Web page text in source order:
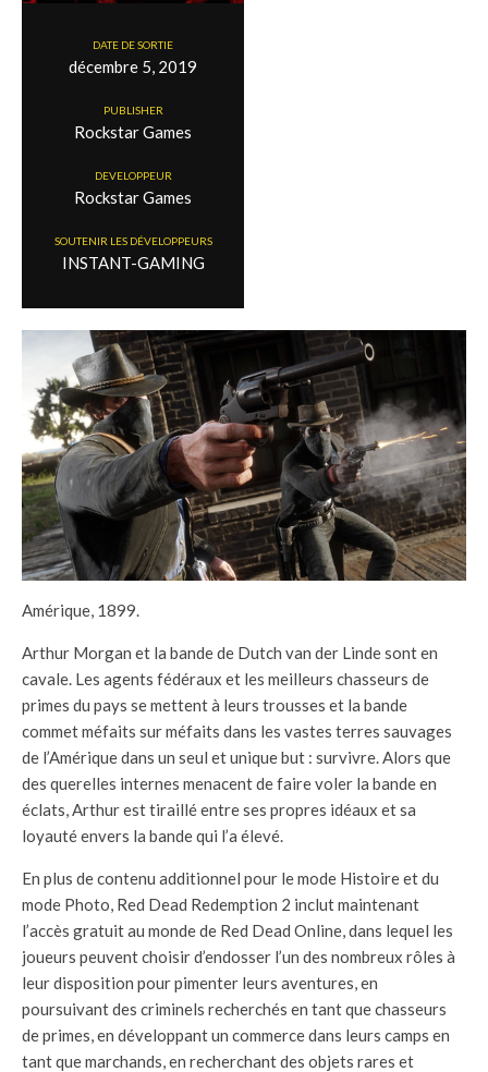
DATE DE SORTIE
décembre 5, 2019
PUBLISHER
Rockstar Games
DEVELOPPEUR
Rockstar Games
SOUTENIR LES DÉVELOPPEURS
INSTANT-GAMING
Amérique, 1899.
Arthur Morgan et la bande de Dutch van der Linde sont en
cavale. Les agents fédéraux et les meilleurs chasseurs de
primes du pays se mettent à leurs trousses et la bande
commet méfaits sur méfaits dans les vastes terres sauvages
de l’Amérique dans un seul et unique but : survivre. Alors que
des querelles internes menacent de faire voler la bande en
éclats, Arthur est tiraillé entre ses propres idéaux et sa
loyauté envers la bande qui l’a élevé.
En plus de contenu additionnel pour le mode Histoire et du
mode Photo, Red Dead Redemption 2 inclut maintenant
l’accès gratuit au monde de Red Dead Online, dans lequel les
joueurs peuvent choisir d’endosser l’un des nombreux rôles à
leur disposition pour pimenter leurs aventures, en
poursuivant des criminels recherchés en tant que chasseurs
de primes, en développant un commerce dans leurs camps en
tant que marchands, en recherchant des objets rares et